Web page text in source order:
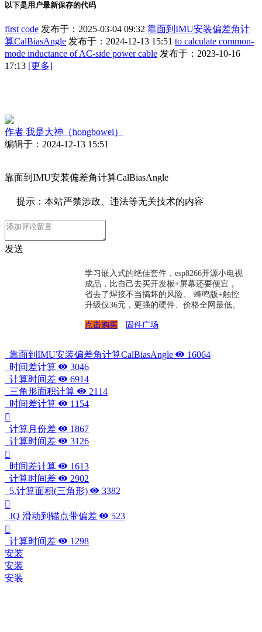
以下是用户最新保存的代码
first code 发布于：2025-03-04 09:32 靠面到IMU安装偏差角计
算CalBiasAngle 发布于：2024-12-13 15:51 to calculate common-
mode inductance of AC-side power cable 发布于：2023-10-16
17:13 [更多]
作者 我是大神（hongbowei）
编辑于：2024-12-13 15:51
靠面到IMU安装偏差角计算CalBiasAngle
提示：本站严禁涉政、违法等无关技术的内容
发送
学习嵌入式的绝佳套件，esp8266开源小电视
成品，比自己去买开发板+屏幕还要便宜，
省去了焊接不当搞坏的风险。 蜂鸣版+触控
升级仅36元，更强的硬件、价格全网最低。
点击购买 固件广场
靠面到IMU安装偏差角计算CalBiasAngle
16064
时间差计算
3046
计算时间差
6914
三角形面积计算
2114
时间差计算
1154
计算月份差
1867
计算时间差
3126
时间差计算
1613
计算时间差
2902
5.计算面积(三角形)
3382
JQ 滑动到锚点带偏差 523
计算时间差
1298
安装
安装
安装